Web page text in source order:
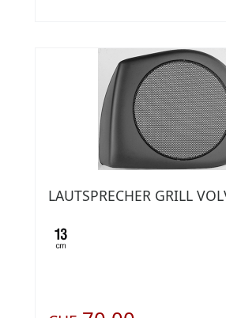
LAUTSPRECHER GRILL